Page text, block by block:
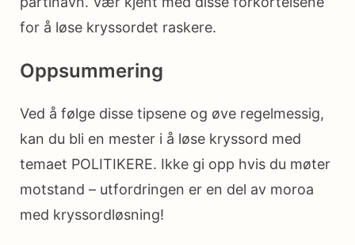
for å løse kryssordet raskere.
Oppsummering
Ved å følge disse tipsene og øve regelmessig,
kan du bli en mester i å løse kryssord med
temaet POLITIKERE. Ikke gi opp hvis du møter
motstand – utfordringen er en del av moroa
med kryssordløsning!